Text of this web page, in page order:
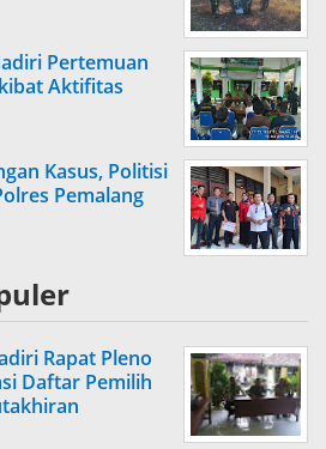
Pertemuan
Aktifitas
Kasus, Politisi
Pemalang
Rapat Pleno
Daftar Pemilih